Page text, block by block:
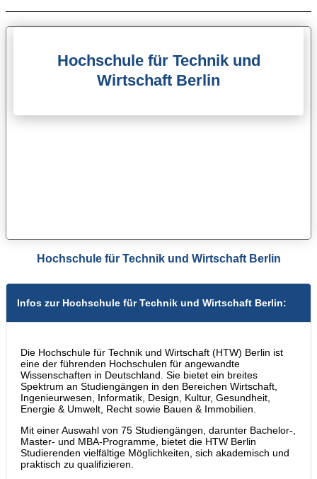
Hochschule für Technik und
Wirtschaft Berlin
Hochschule für Technik und Wirtschaft Berlin
Infos zur Hochschule für Technik und Wirtschaft Berlin:
Die Hochschule für Technik und Wirtschaft (HTW) Berlin ist
eine der führenden Hochschulen für angewandte
Wissenschaften in Deutschland. Sie bietet ein breites
Spektrum an Studiengängen in den Bereichen Wirtschaft,
Ingenieurwesen, Informatik, Design, Kultur, Gesundheit,
Energie & Umwelt, Recht sowie Bauen & Immobilien.
Mit einer Auswahl von 75 Studiengängen, darunter Bachelor-,
Master- und MBA-Programme, bietet die HTW Berlin
Studierenden vielfältige Möglichkeiten, sich akademisch und
praktisch zu qualifizieren.